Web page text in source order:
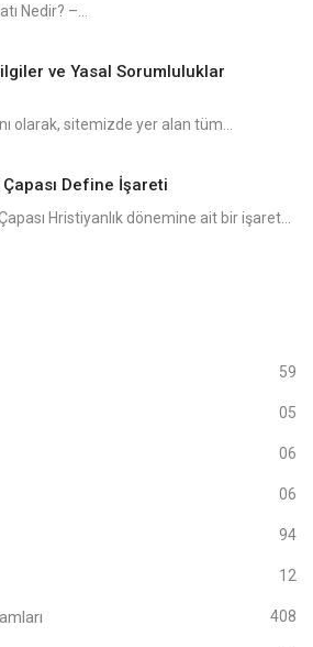
Nedir? –...
ve Yasal Sorumluluklar
olarak, sitemizde yer alan tüm...
Çapası Define İşareti
Hristiyanlık dönemine ait bir işaret...
59
05
06
06
94
12
408